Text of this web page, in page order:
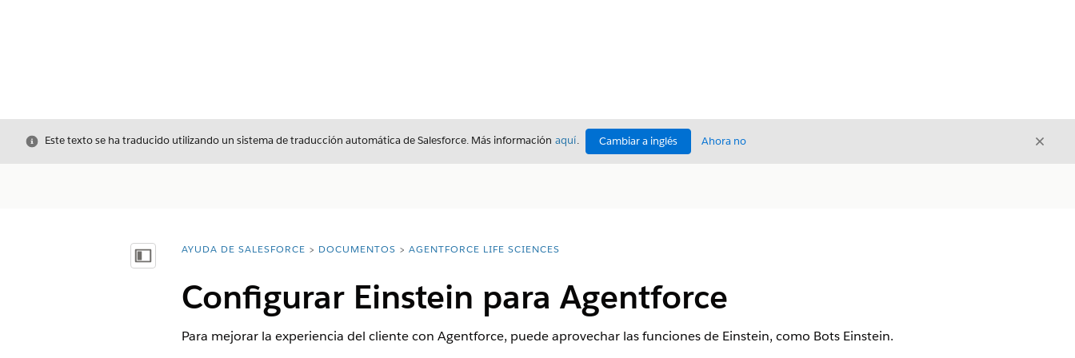
Cerrar
Este texto se ha traducido utilizando un sistema de traducción automática de Salesforce. Más información aquí. Cambiar a inglés Ahora no Cerrar
Mostrar índice de materias
Usted está aquí:
AYUDA DE SALESFORCE DOCUMENTOS AGENTFORCE LIFE SCIENCES
Configurar Einstein para Agentforce
Para mejorar la experiencia del cliente con Agentforce, puede aprovechar las funciones de Einstein, como Bots Einstein.